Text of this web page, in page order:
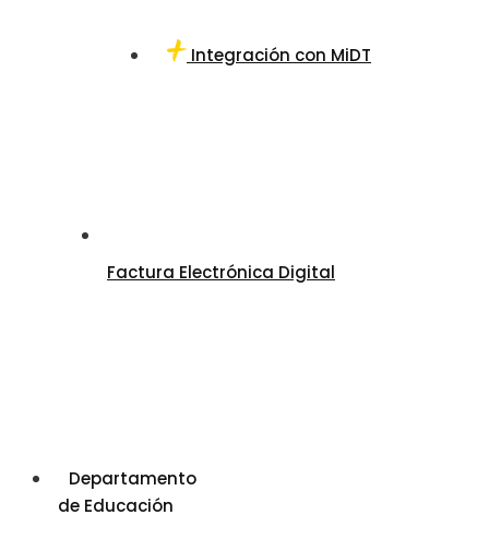
Integración con MiDT
Factura Electrónica Digital
Departamento
de Educación